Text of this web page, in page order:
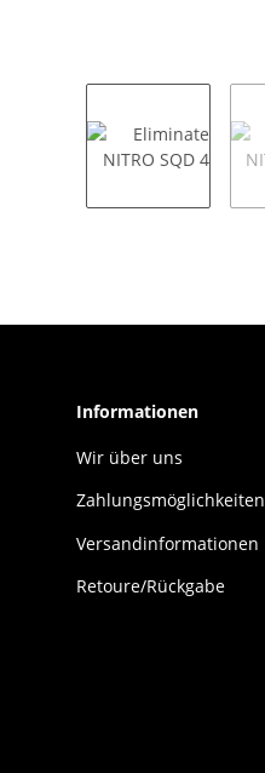
Informationen
Wir über uns
Zahlungsmöglichkeiten
Versandinformationen
Retoure/Rückgabe